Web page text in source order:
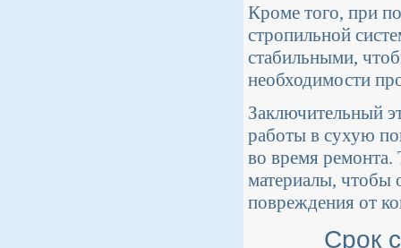
Кроме того, при
стропильной
стабильными,
необходимости
Заключительный
работы в сухую
во время ремонта.
материалы, чтобы
повреждения от
Срок